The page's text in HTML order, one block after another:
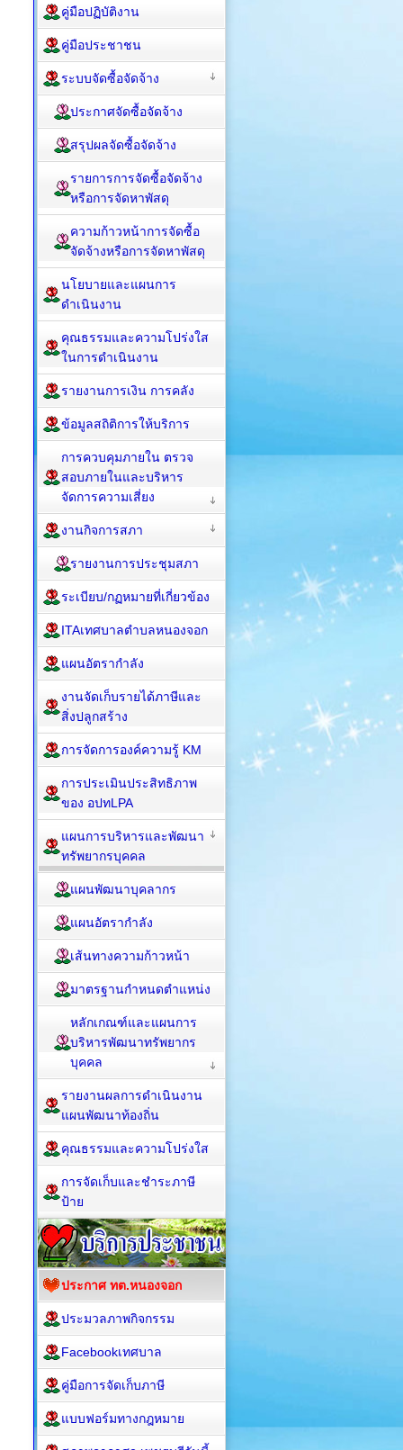
คู่มือปฏิบัติงาน
คู่มือประชาชน
ระบบจัดซื้อจัดจ้าง
ประกาศจัดซื้อจัดจ้าง
สรุปผลจัดซื้อจัดจ้าง
รายการการจัดซื้อจัดจ้าง
หรือการจัดหาพัสดุ
ความก้าวหน้าการจัดซื้อ
จัดจ้างหรือการจัดหาพัสดุ
นโยบายและแผนการ
ดำเนินงาน
คุณธรรมและความโปร่งใส
ในการดำเนินงาน
รายงานการเงิน การคลัง
ข้อมูลสถิติการให้บริการ
การควบคุมภายใน ตรวจ
สอบภายในและบริหาร
จัดการความเสี่ยง
งานกิจการสภา
รายงานการประชุมสภา
ระเบียบ/กฏหมายที่เกี่ยวข้อง
ITAเทศบาลตำบลหนองจอก
แผนอัตรากำลัง
งานจัดเก็บรายได้ภาษีและ
สิ่งปลูกสร้าง
การจัดการองค์ความรู้ KM
การประเมินประสิทธิภาพ
ของ อปทLPA
แผนการบริหารและพัฒนา
ทรัพยากรบุคคล
แผนพัฒนาบุคลากร
แผนอัตรากำลัง
เส้นทางความก้าวหน้า
มาตรฐานกำหนดตำแหน่ง
หลักเกณฑ์และแผนการ
บริหารพัฒนาทรัพยากร
บุคคล
รายงานผลการดำเนินงาน
แผนพัฒนาท้องถิ่น
คุณธรรมและความโปร่งใส
การจัดเก็บและชำระภาษี
ป้าย
ประกาศ ทต.หนองจอก
ประมวลภาพกิจกรรม
Facebookเทศบาล
คู่มือการจัดเก็บภาษี
แบบฟอร์มทางกฎหมาย